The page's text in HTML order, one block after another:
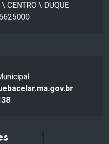
\ CENTRO \ DUQUE